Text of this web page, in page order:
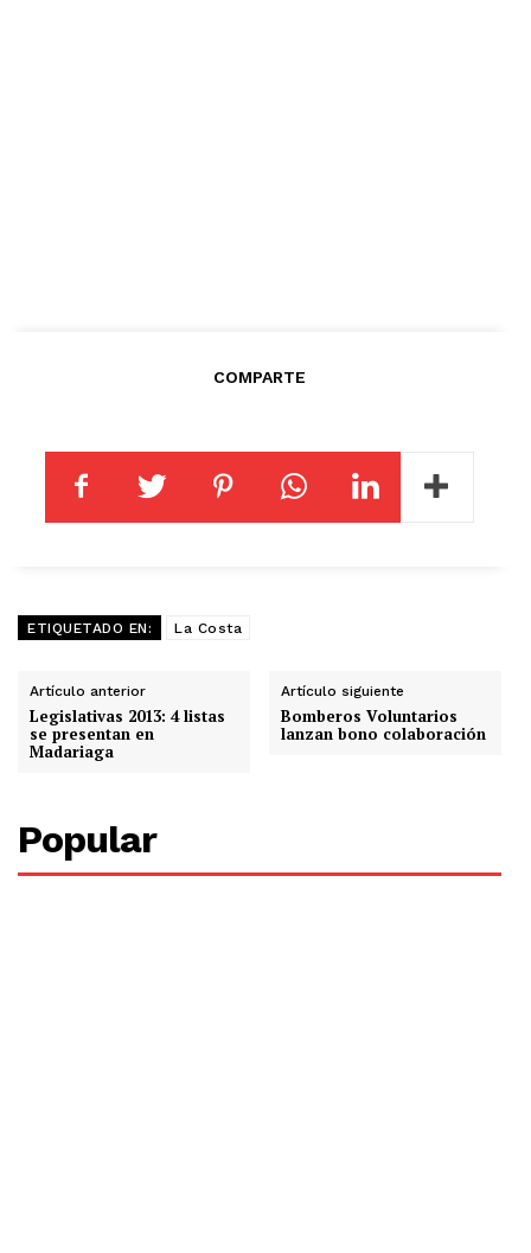
COMPARTE
ETIQUETADO EN: La Costa
Artículo anterior
Legislativas 2013: 4 listas
se presentan en
Madariaga
Artículo siguiente
Bomberos Voluntarios
lanzan bono colaboración
Popular